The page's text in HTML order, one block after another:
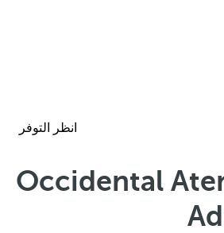
انظر التوفر
Occidental